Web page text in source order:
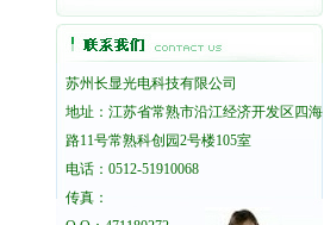
苏州长显光电科技有限公司
地址：江苏省常熟市沿江经济开发区四海
路11号常熟科创园2号楼105室
电话：0512-51910068
传真：